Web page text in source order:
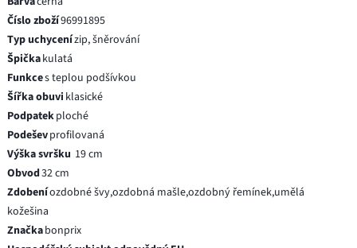
Číslo zboží96991895
Typ uchycenízip, šněrování
Špičkakulatá
Funkces teplou podšívkou
Šířka obuvi klasické
Podpatekploché
Podeševprofilovaná
Výška svršku 19 cm
Obvod32 cm
Zdobeníozdobné švy,ozdobná mašle,ozdobný řemínek,umělá
kožešina
Značkabonprix